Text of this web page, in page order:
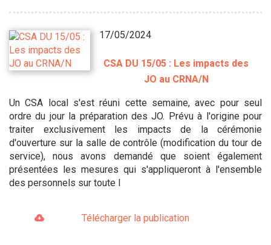
17/05/2024
CSA DU 15/05 : Les impacts des
JO au CRNA/N
Un CSA local s'est réuni cette semaine, avec pour seul
ordre du jour la préparation des JO. Prévu à l'origine pour
traiter exclusivement les impacts de la cérémonie
d'ouverture sur la salle de contrôle (modification du tour de
service), nous avons demandé que soient également
présentées les mesures qui s'appliqueront à l'ensemble
des personnels sur toute l
Télécharger la publication